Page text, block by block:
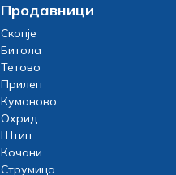
Продавници
Скопје
Битола
Тетово
Прилеп
Куманово
Охрид
Штип
Кочани
Струмица